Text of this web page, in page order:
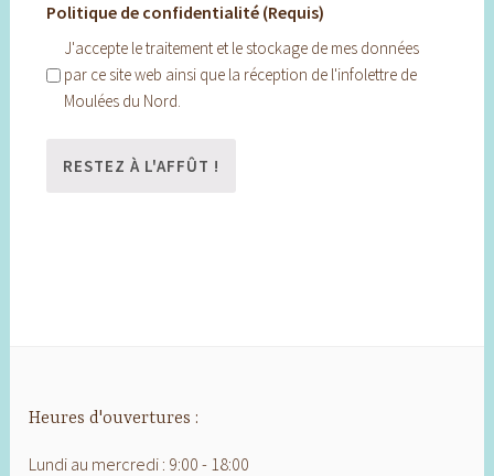
Politique de confidentialité (Requis)
J'accepte le traitement et le stockage de mes données
par ce site web ainsi que la réception de l'infolettre de
Moulées du Nord.
Heures d'ouvertures :
Lundi au mercredi : 9:00 - 18:00